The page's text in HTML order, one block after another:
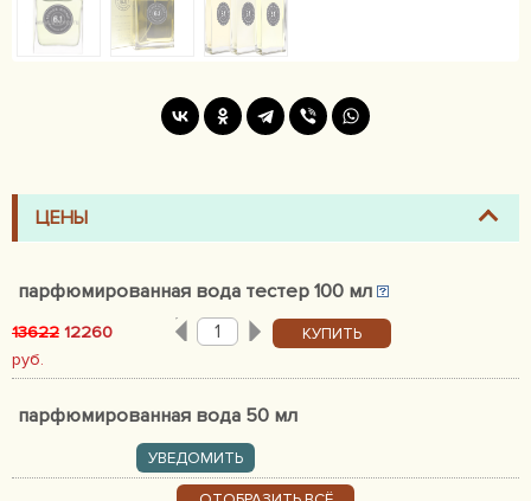
ЦЕНЫ
парфюмированная вода тестер 100 мл
13622 12260
руб.
КУПИТЬ
парфюмированная вода 50 мл
УВЕДОМИТЬ